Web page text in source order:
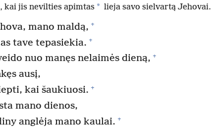
kai jis nevilties apimtas * lieja savo sielvartą Jehovai.
mano maldą, +
tave tepasiekia. +
nuo manęs nelaimės dieną, +
ausį,
kai šaukiuosi. +
mano dienos,
anglėja mano kaulai. +